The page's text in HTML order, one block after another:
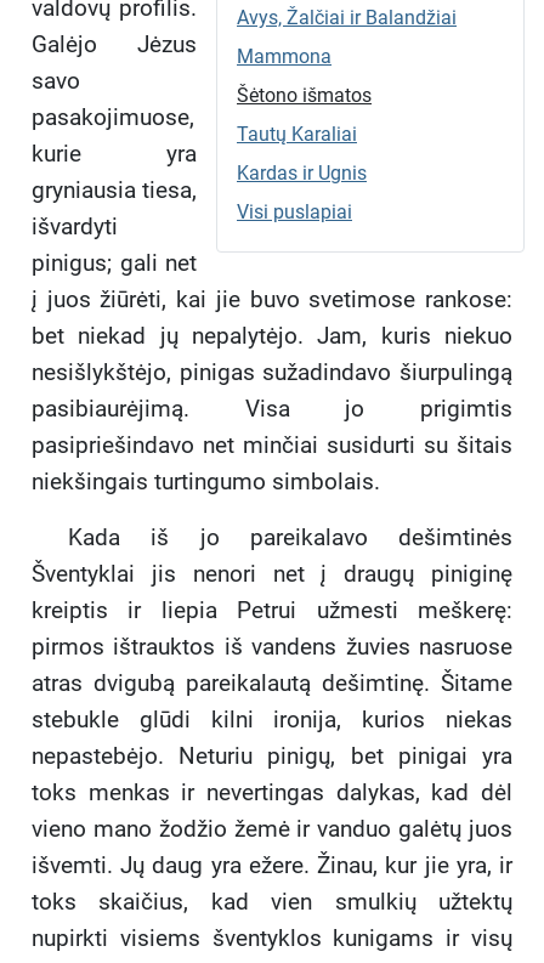
Avys, Žalčiai ir Balandžiai
Mammona
Šėtono išmatos
Tautų Karaliai
Kardas ir Ugnis
Visi puslapiai
valdovų profilis.
Galėjo Jėzus
savo
pasakojimuose,
kurie yra
gryniausia tiesa,
išvardyti
pinigus; gali net
į juos žiūrėti, kai jie buvo svetimose rankose:
bet niekad jų nepalytėjo. Jam, kuris niekuo
nesišlykštėjo, pinigas sužadindavo šiurpulingą
pasibiaurėjimą. Visa jo prigimtis
pasipriešindavo net minčiai susidurti su šitais
niekšingais turtingumo simbolais.
Kada iš jo pareikalavo dešimtinės
Šventyklai jis nenori net į draugų piniginę
kreiptis ir liepia Petrui užmesti meškerę:
pirmos ištrauktos iš vandens žuvies nasruose
atras dvigubą pareikalautą dešimtinę. Šitame
stebukle glūdi kilni ironija, kurios niekas
nepastebėjo. Neturiu pinigų, bet pinigai yra
toks menkas ir nevertingas dalykas, kad dėl
vieno mano žodžio žemė ir vanduo galėtų juos
išvemti. Jų daug yra ežere. Žinau, kur jie yra, ir
toks skaičius, kad vien smulkių užtektų
nupirkti visiems šventyklos kunigams ir visų